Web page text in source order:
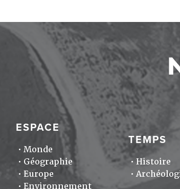
ESPACE
Monde
Géographie
Europe
Environnement
TEMPS
Histoire